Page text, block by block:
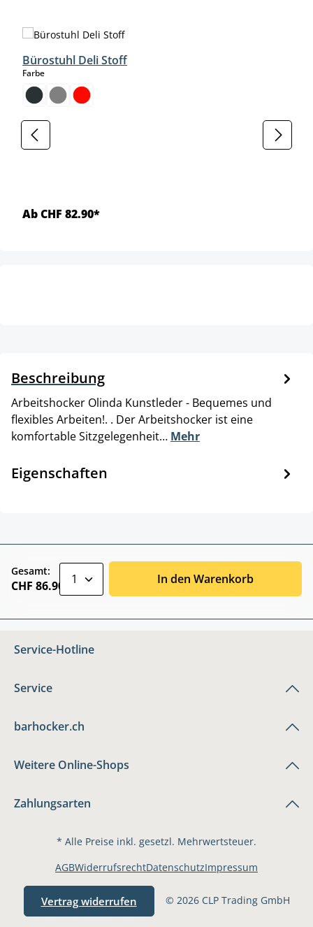
Bürostuhl Deli Stoff
Farbeauswählen
Ab CHF 82.90*
Beschreibung
Arbeitshocker Olinda Kunstleder - Bequemes und
flexibles Arbeiten!. . Der Arbeitshocker ist eine
komfortable Sitzgelegenheit… Mehr
Eigenschaften
Gesamt:
CHF 86.90 In den Warenkorb
Service-Hotline
Service
barhocker.ch
Weitere Online-Shops
Zahlungsarten
* Alle Preise inkl. gesetzl. Mehrwertsteuer.
Vertrag widerrufen © 2026 CLP Trading GmbH
AGBWiderrufsrechtDatenschutzImpressum